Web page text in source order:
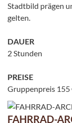
Stadtbild prägen
gelten.
DAUER
2 Stunden
PREISE
Gruppenpreis 155
FAHRRAD-